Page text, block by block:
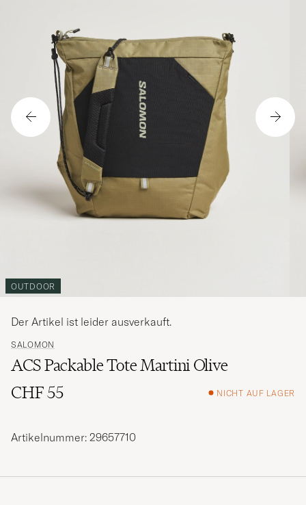
OUTDOOR
SALOMON
ACS Packable Tote Martini Olive
CHF 55
NICHT AUF LAGER
Der Artikel ist leider ausverkauft.
Artikelnummer: 29657710